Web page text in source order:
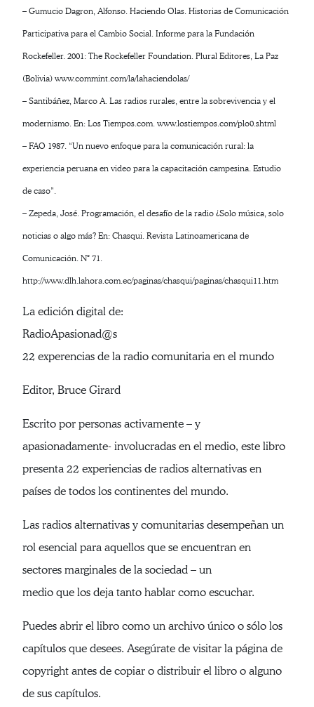
– Gumucio Dagron, Alfonso. Haciendo Olas. Historias de Comunicación
Participativa para el Cambio Social. Informe para la Fundación
Rockefeller. 2001: The Rockefeller Foundation. Plural Editores, La Paz
(Bolivia) www.commint.com/la/lahaciendolas/
– Santibáñez, Marco A. Las radios rurales, entre la sobrevivencia y el
modernismo. En: Los Tiempos.com. www.lostiempos.com/plo0.shtml
– FAO 1987. “Un nuevo enfoque para la comunicación rural: la
experiencia peruana en video para la capacitación campesina. Estudio
de caso”.
– Zepeda, José. Programación, el desafío de la radio ¿Solo música, solo
noticias o algo más? En: Chasqui. Revista Latinoamericana de
Comunicación. N° 71.
http://www.dlh.lahora.com.ec/paginas/chasqui/paginas/chasqui11.htm
La edición digital de:
RadioApasionad@s
22 experencias de la radio comunitaria en el mundo
Editor, Bruce Girard
Escrito por personas activamente – y
apasionadamente- involucradas en el medio, este libro
presenta 22 experiencias de radios alternativas en
países de todos los continentes del mundo.
Las radios alternativas y comunitarias desempeñan un
rol esencial para aquellos que se encuentran en
sectores marginales de la sociedad – un
medio que los deja tanto hablar como escuchar.
Puedes abrir el libro como un archivo único o sólo los
capítulos que desees. Asegúrate de visitar la página de
copyright antes de copiar o distribuir el libro o alguno
de sus capítulos.